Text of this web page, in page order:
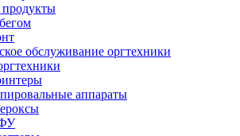
обслуживание оргтехники
аппараты